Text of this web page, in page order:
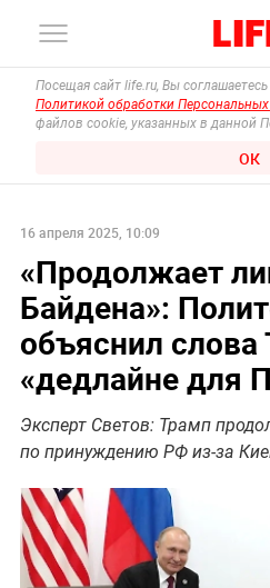
Посещая сайт life.ru, Вы
Политикой обработки
файлов cookie, указанных в данной
ОК
16 апреля 2025, 10:09
«Продолжает
Байдена»:
объяснил слова
«дедлайне для
Эксперт Светов: Трамп
по принуждению РФ из-за